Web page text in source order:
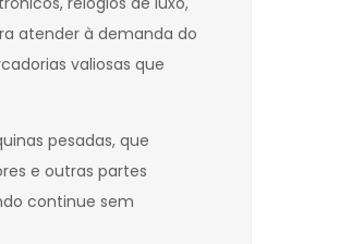
atender à demanda do
valiosas que
pesadas, que
e outras partes
continue sem